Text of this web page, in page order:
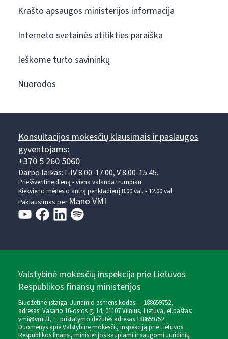
Krašto apsaugos ministerijos informacija
Interneto svetainės atitikties paraiška
Ieškome turto savininkų
Nuorodos
Konsultacijos mokesčių klausimais ir paslaugos
gyventojams:
+370 5 260 5060
Darbo laikas: I-IV 8.00-17.00, V 8.00-15.45.
Prieššventinę dieną - viena valanda trumpiau.
Kiekvieno mėnesio antrą penktadienį 8.00 val. - 12.00 val.
Paklausimas perMano VMI
Valstybinė mokesčių inspekcija prie Lietuvos
Respublikos finansų ministerijos
Biudžetinė įstaiga. Juridinio asmens kodas — 188659752,
adresas: Vasario 16-osios g. 14, 01107 Vilnius, Lietuva, el.paštas:
vmi@vmi.lt, E. pristatymo dėžutės adresas 188659752
Duomenys apie Valstybinę mokesčių inspekciją prie Lietuvos
Respublikos finansų ministerijos kaupiami ir saugomi Juridinių